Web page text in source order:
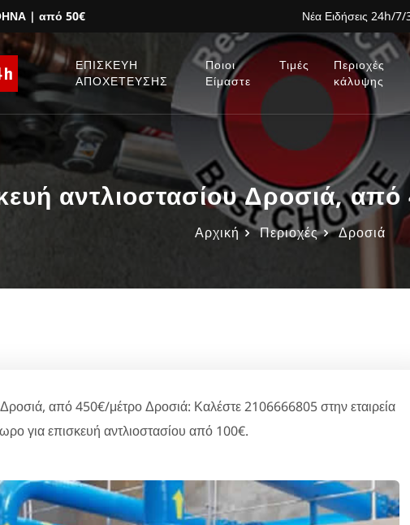
| από 50€ Νέα Ειδήσεις 24h/7/
ΕΠΙΣΚΕΥΗ
ΑΠΟΧΕΤΕΥΣΗΣ
Ποιοι
Είμαστε
Τιμές
Περιοχές
κάλυψης
αντλιοστασίου Δροσιά,
Αρχική Περιοχές Δροσιά
από 450€/μέτρο Δροσιά: Καλέστε 2106666805 στην εταιρεία
για επισκευή αντλιοστασίου από 100€.